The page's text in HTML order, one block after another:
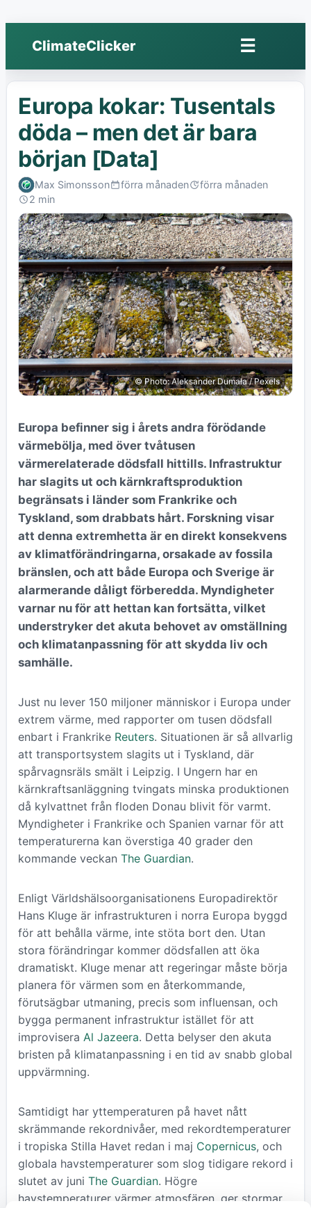
ClimateClicker ☰Öppna
meny
Europa kokar: Tusentals
döda – men det är bara
början [Data]
Max SimonssonPublished:
förra månadenLastförra månaden
Read:2 min
© Photo: Aleksander Dumała / Pexels
Europa befinner sig i årets andra förödande
värmebölja, med över tvåtusen
värmerelaterade dödsfall hittills. Infrastruktur
har slagits ut och kärnkraftsproduktion
begränsats i länder som Frankrike och
Tyskland, som drabbats hårt. Forskning visar
att denna extremhetta är en direkt konsekvens
av klimatförändringarna, orsakade av fossila
bränslen, och att både Europa och Sverige är
alarmerande dåligt förberedda. Myndigheter
varnar nu för att hettan kan fortsätta, vilket
understryker det akuta behovet av omställning
och klimatanpassning för att skydda liv och
samhälle.
Just nu lever 150 miljoner människor i Europa under
extrem värme, med rapporter om tusen dödsfall
enbart i Frankrike Reuters. Situationen är så allvarlig
att transportsystem slagits ut i Tyskland, där
spårvagnsräls smält i Leipzig. I Ungern har en
kärnkraftsanläggning tvingats minska produktionen
då kylvattnet från floden Donau blivit för varmt.
Myndigheter i Frankrike och Spanien varnar för att
temperaturerna kan överstiga 40 grader den
kommande veckan The Guardian.
Enligt Världshälsoorganisationens Europadirektör
Hans Kluge är infrastrukturen i norra Europa byggd
för att behålla värme, inte stöta bort den. Utan
stora förändringar kommer dödsfallen att öka
dramatiskt. Kluge menar att regeringar måste börja
planera för värmen som en återkommande,
förutsägbar utmaning, precis som influensan, och
bygga permanent infrastruktur istället för att
improvisera Al Jazeera. Detta belyser den akuta
bristen på klimatanpassning i en tid av snabb global
uppvärmning.
Samtidigt har yttemperaturen på havet nått
skrämmande rekordnivåer, med rekordtemperaturer
i tropiska Stilla Havet redan i maj Copernicus, och
globala havstemperaturer som slog tidigare rekord i
slutet av juni The Guardian. Högre
havstemperaturer värmer atmosfären, ger stormar